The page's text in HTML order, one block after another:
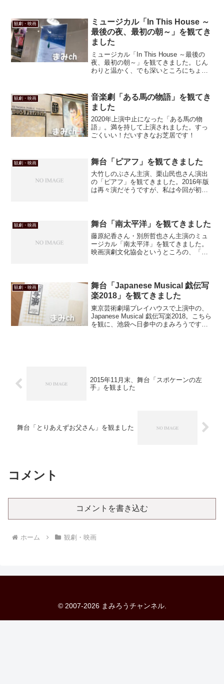
た。１作目の「アンダーソン家の秘密」
はDVDで観たんですが...
観劇・映画
ミュージカル「In This House ～
最後の夜、最初の朝～」を観てき
ました
ミュージカル「In This House ～最後の
夜、最初の朝～」を観てきました。じん
わりと温かく、でも深いところにちょっ
観劇・映画
音楽劇「ある馬の物語」を観てき
ました
2020年上演中止になった「ある馬の物
語」。満を持して上演されました。すっ
ごくいい！だいすきなお芝居です！
観劇・映画 舞台「ピアフ」を観てきました
大竹しのぶさん主演、栗山民也さん演出
の「ピアフ」を観てきました。2016年版
は再々演だそうですが、私は今回が初め
った（笑）
観劇・映画 舞台「南太平洋」を観てきました
藤原紀香さん・別所哲也さん主演のミュ
ージカル「南太平洋」を観てきました。
映画演劇文化協会というところの、「ハ
ー公演にあたる、北千住の...
観劇・映画
舞台「Japanese Musical 戯伝写
楽2018」を観てきました
東京芸術劇場プレイハウスで上演中の、
Japanese Musical 戯伝写楽2018。こちら
を観に、池袋へ日参中のまみろうです。
2015年11月末、舞台「スポケーンの左
手」を観ました
舞台「とりあえずお父さん」を観ました
コメント
コメントを書き込む
ホーム 観劇・映画
© 2007-2026 まみろうチャンネル.